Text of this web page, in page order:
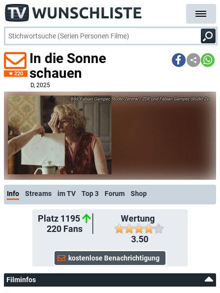
220
In die Sonne
schauen
D, 2025
Fabian Gamper, Studio Zentral / ZDF und Fabian Gamper, Studio Ze
Info Streams im TV Top 3 Forum Shop
Platz 1195
220Fans
Wertung
3.50
Filminfos